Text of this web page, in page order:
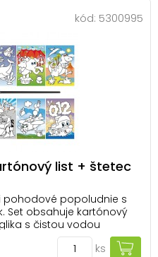
kód: 5300995
list + štetec
pohodové popoludnie s
Set obsahuje kartónový
s čistou vodou
ploche a ako kúzlom
3. Po zaschnutí
ks